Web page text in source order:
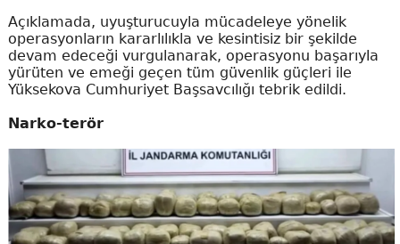
Açıklamada, uyuşturucuyla mücadeleye yönelik
operasyonların kararlılıkla ve kesintisiz bir şekilde
devam edeceği vurgulanarak, operasyonu başarıyla
yürüten ve emeği geçen tüm güvenlik güçleri ile
Yüksekova Cumhuriyet Başsavcılığı tebrik edildi.
Narko-terör